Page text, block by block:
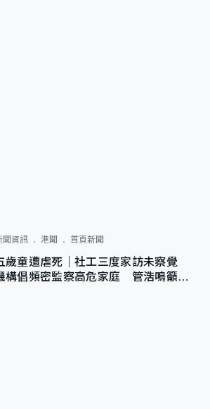
聞資訊 港聞 首頁新聞
歲童遭虐死｜社工三度家訪未察覺
構倡頻密監察高危家庭 管浩鳴籲加